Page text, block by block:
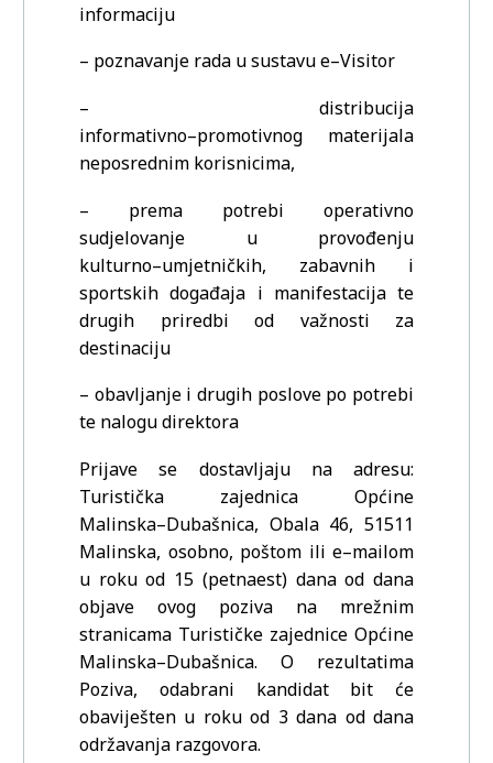
informaciju
– poznavanje rada u sustavu e–Visitor
–
distribucija
informativno–promotivnog materijala
neposrednim korisnicima,
–
prema potrebi
operativno
sudjelovanje
u
provođenju
kulturno–umjetničkih,
zabavnih i
sportskih događaja i manifestacija te
drugih priredbi od važnosti za
destinaciju
– obavljanje i drugih poslove po potrebi
te nalogu direktora
Prijave se dostavljaju na adresu:
Turistička zajednica Općine
Malinska–Dubašnica, Obala 46, 51511
Malinska, osobno, poštom ili e–mailom
u roku od 15 (petnaest) dana od dana
objave
ovog poziva na mrežnim
stranicama Turističke zajednice Općine
Malinska–Dubašnica.
O rezultatima
Poziva, odabrani kandidat bit će
obaviješten u roku od 3 dana od dana
održavanja razgovora.